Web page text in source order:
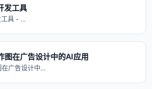
发工具
工具 - …
图在广告设计中的AI应用
在广告设计中…